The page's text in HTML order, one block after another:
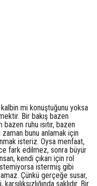
mi konuştuğunu yoksa
Bir bakış bazen
ruhu ısıtır, bazen
bunu anlamak için
isteriz. Oysa menfaat,
fark edilmez, sonra büyür
kendi çıkarı için rol
istermiş gibi
Çünkü gerçeğe susar,
saklıdır. Bir